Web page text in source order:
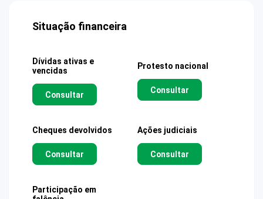
Situação financeira
Dívidas ativas e
vencidas
Consultar
Protesto nacional
Consultar
Cheques devolvidos
Consultar
Ações judiciais
Consultar
Participação em